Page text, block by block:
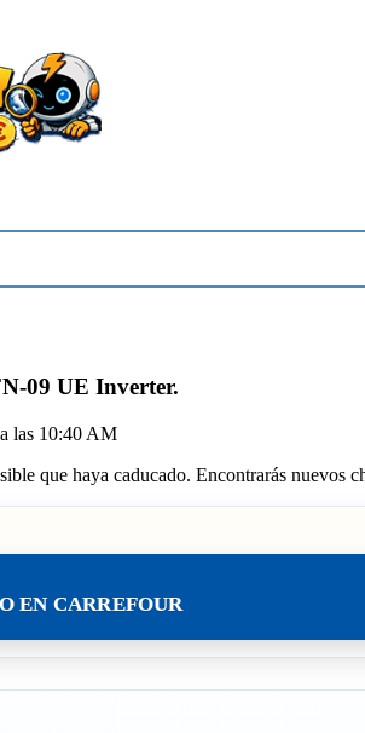
09 UE Inverter.
las 10:40 AM
que haya caducado. Encontrarás nuevos
EN CARREFOUR